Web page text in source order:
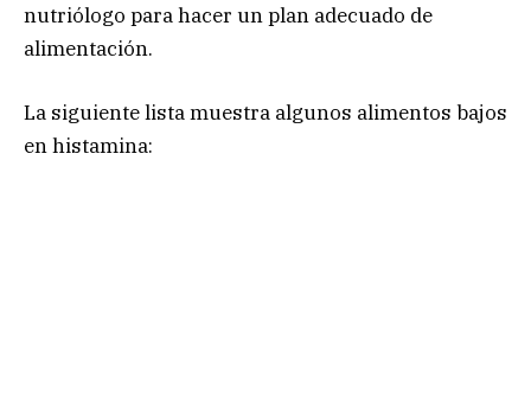
nutriólogo para hacer un plan adecuado de
alimentación.
La siguiente lista muestra algunos alimentos bajos
en histamina: